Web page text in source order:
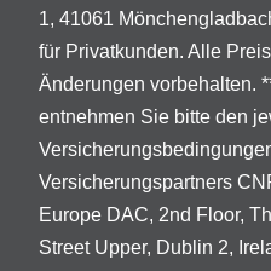
1, 41061
für Privatkunden. Alle
Änderungen vorbehalten.
entnehmen Sie bitte den
Versicherungspartners
Europe DAC, 2nd Floor,
Street Upper, Dublin 2,